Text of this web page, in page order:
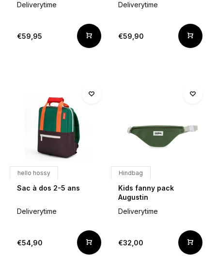
Deliverytime
€59,95
Deliverytime
€59,90
hello hossy
Sac à dos 2-5 ans
Deliverytime
€54,90
Hindbag
Kids fanny pack
Augustin
Deliverytime
€32,00